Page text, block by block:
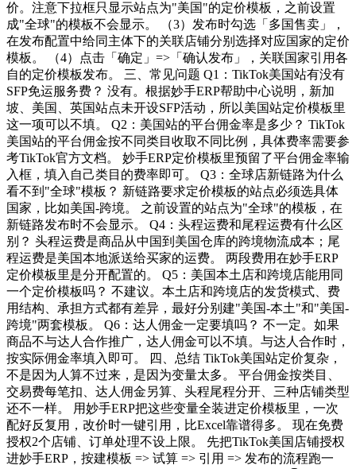
价。注意下拉框只显示站点为"美国"的定价模板，之前设置
成"全球"的模板不会显示。 （3）发布时勾选「多国售卖」，
在发布配置中给同主体下的关联店铺分别选择对应国家的定价
模板。 （4）点击「确定」=>「确认发布」，关联国家引用各
自的定价模板发布。 三、常见问题 Q1：TikTok美国站有没有
SFP免运服务费？ 没有。根据妙手ERP帮助中心说明，新加
坡、美国、英国站点未开设SFP活动，所以美国站定价模板里
这一项可以不填。 Q2：美国站的平台佣金率是多少？ TikTok
美国站的平台佣金按不同类目收取不同比例，具体费率需要参
考TikTok官方文档。 妙手ERP定价模板里预留了平台佣金率输
入框，填入自己类目的费率即可。 Q3：全球店新链路为什么
看不到"全球"模板？ 新链路要求定价模板的站点必须选具体
国家，比如美国-跨境。 之前设置的站点为"全球"的模板，在
新链路发布时不会显示。 Q4：头程运费和尾程运费有什么区
别？ 头程运费是商品从中国到美国仓库的跨境物流成本；尾
程运费是美国本地派送给买家的运费。 两段费用在妙手ERP
定价模板里是分开配置的。 Q5：美国本土店和跨境店能用同
一个定价模板吗？ 不建议。本土店和跨境店的发货模式、费
用结构、承担方式都有差异，最好分别建"美国-本土"和"美国-
跨境"两套模板。 Q6：达人佣金一定要填吗？ 不一定。如果
商品不与达人合作推广，达人佣金可以不填。与达人合作时，
按实际佣金率填入即可。 四、总结 TikTok美国站定价复杂，
不是因为人算不过来，是因为变量太多。 平台佣金按类目、
交易费每笔扣、达人佣金另算、头程尾程分开、三种店铺类型
还不一样。 用妙手ERP把这些变量全装进定价模板里，一次
配好反复用，改价时一键引用，比Excel靠谱得多。 现在免费
授权2个店铺、订单处理不设上限。 先把TikTok美国店铺授权
进妙手ERP，按建模板 => 试算 => 引用 => 发布的流程跑一